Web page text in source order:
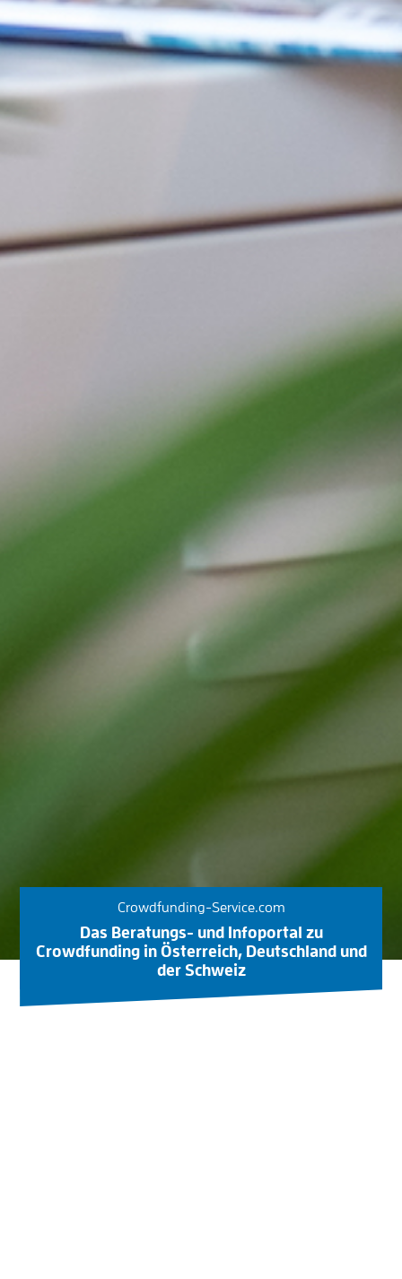
Crowdfunding-Service.com
Das Beratungs- und Infoportal zu
Crowdfunding in Österreich, Deutschland und
der Schweiz